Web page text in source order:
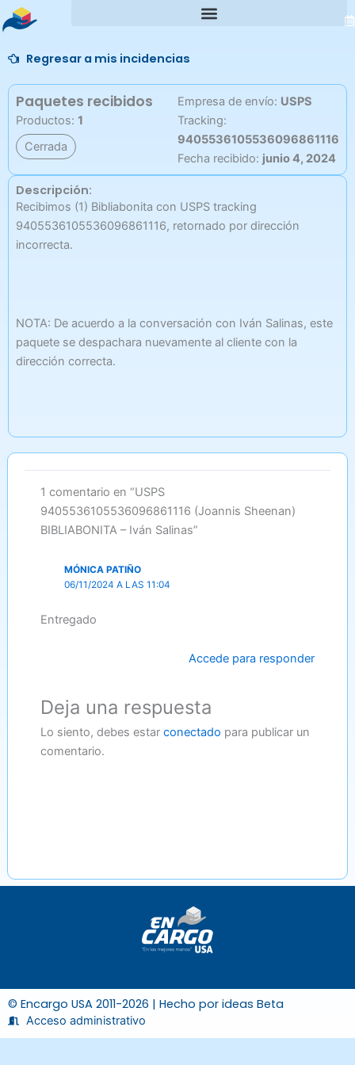
al
Regresar a mis incidencias
Paquetes recibidos
Productos: 1
Cerrada
Empresa de envío: USPS
Tracking:
9405536105536096861116
Fecha recibido: junio 4, 2024
Descripción:
Recibimos (1) Bibliabonita con USPS tracking
9405536105536096861116, retornado por dirección
incorrecta.
NOTA: De acuerdo a la conversación con Iván Salinas, este
paquete se despachara nuevamente al cliente con la
dirección correcta.
1 comentario en “USPS
9405536105536096861116 (Joannis Sheenan)
BIBLIABONITA – Iván Salinas”
MÓNICA PATIÑO
06/11/2024 A LAS 11:04
Entregado
Accede para responder
Deja una respuesta
Lo siento, debes estarconectado para publicar un
comentario.
© Encargo USA 2011-2026 | Hecho por ideas Beta
Acceso administrativo